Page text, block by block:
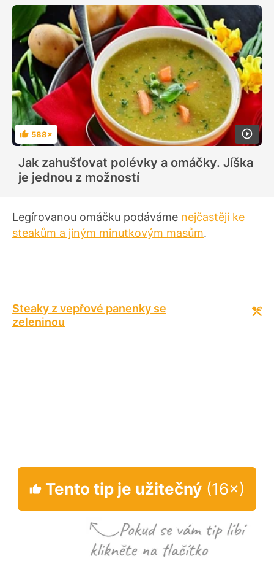
H
o
n
o
c
e
588×
Jak zahušťovat polévky a omáčky. Jíška
je jednou z možností
Legírovanou omáčku podáváme nejčastěji ke
steakům a jiným minutkovým masům.
Steaky z vepřové panenky se
zeleninou
Tento tip je užitečný (16×)